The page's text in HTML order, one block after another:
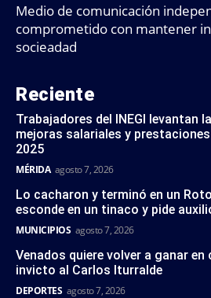
Medio de comunicación
comprometido con mantener
socieadad
Reciente
Trabajadores del INEGI levantan
mejoras salariales y
2025
MÉRIDA agosto 7, 2026
Lo cacharon y terminó en un
esconde en un tinaco y pide
MUNICIPIOS agosto 7, 2026
Venados quiere volver a ganar
invicto al Carlos Iturralde
DEPORTES agosto 7, 2026